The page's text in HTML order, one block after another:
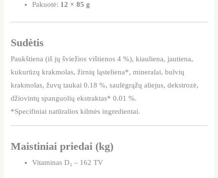
Pakuotė: 12 × 85 g
Sudėtis
Paukštiena (iš jų šviežios vištienos 4 %), kiauliena, jautiena,
kukurūzų krakmolas, žirnių ląsteliena*, mineralai, bulvių
krakmolas, žuvų taukai 0.18 %, saulėgrąžų aliejus, dekstrozė,
džiovintų spanguolių ekstraktas* 0.01 %.
*Specifiniai natūralios kilmės ingredientai.
Maistiniai priedai (kg)
Vitaminas D₃ – 162 TV